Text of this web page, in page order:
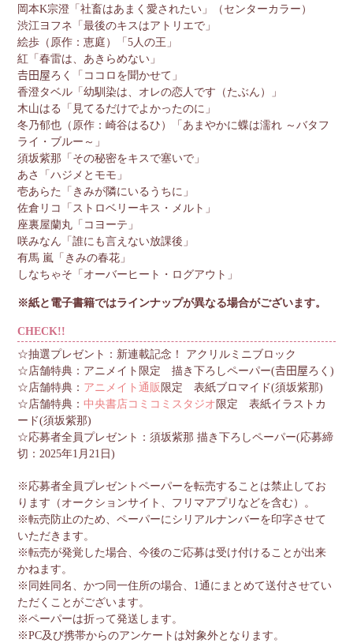
岡本K宗澄「社畜はあまく愛されたい」（センターカラー）
渋江ヨフネ「最後のキスはアトリエで」
絵歩（原作：恵庭）「5人の王」
紅「春雷は、あきらめない」
𠮷田屋ろく「ココロを聞かせて」
香澄タベル「幼馴染は、オレの恋人です（たぶん）」
木山はる「見てるだけでよかったのに」
冬乃郁也（原作：崎谷はるひ）「あまやかに蝶は濡れ ～バタフ
ライ・ブルー～」
須坂紫那「その秘密をキスで塞いで」
あさ「ハジメとモモ」
壱あらた「きみが隣にいるうちに」
佐倉リコ「ストロベリーキス・メルト」
座裏屋蘭丸「コヨーテ」
咲みなん「誰にも言えない放課後」
有馬 嵐「きみの春花」
しなちゃそ「オーバーヒート・ログアウト」
※紙と電子書籍ではラインナップが異なる場合がございます。
CHECK!!
☆抽選プレゼント：新連載記念！ アクリルミニブロック
☆店舗特典：アニメイト限定 描き下ろしペーパー(𠮷田屋ろく)
☆店舗特典： アニメイト通販 限定 表紙ブロマイド(須坂紫那)
☆店舗特典：中央書店コミコミスタジオ 限定 表紙イラストカ
ード(須坂紫那)
☆応募者全員プレゼント：須坂紫那 描き下ろしペーパー(応募締
切：2025年1月21日)
※応募者全員プレゼントペーパーを転売することは禁止してお
ります（オークションサイト、フリマアプリなどを含む）。
※転売防止のため、ペーパーにシリアルナンバーを印字させて
いただきます。
※転売が発覚した場合、今後のご応募は受け付けることが出来
かねます。
※同姓同名、かつ同一住所の場合、1通にまとめて送付させてい
ただくことがございます。
※ペーパーは折って発送します。
※PC及び携帯からのアンケートは対象外となります。